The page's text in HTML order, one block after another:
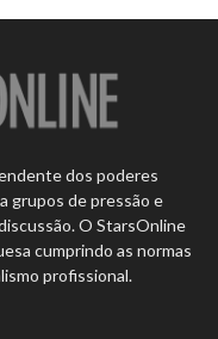
dos poderes
grupos de pressão e
O StarsOnline
cumprindo as normas
profissional.